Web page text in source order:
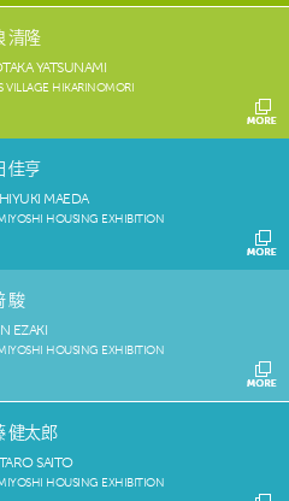
清隆
YATSUNAMI
VILLAGE HIKARINOMORI
佳亨
MAEDA
HOUSING EXHIBITION
駿
EZAKI
HOUSING EXHIBITION
健太郎
SAITO
HOUSING EXHIBITION